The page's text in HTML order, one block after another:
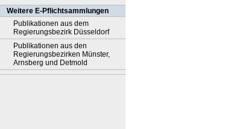
Weitere E-Pflichtsammlungen
Publikationen aus dem
Regierungsbezirk Düsseldorf
Publikationen aus den
Regierungsbezirken Münster,
Arnsberg und Detmold